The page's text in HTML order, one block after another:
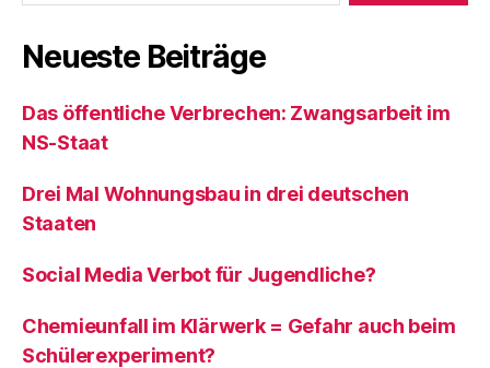
Neueste Beiträge
Das öffentliche Verbrechen: Zwangsarbeit im
NS-Staat
Drei Mal Wohnungsbau in drei deutschen
Staaten
Social Media Verbot für Jugendliche?
Chemieunfall im Klärwerk = Gefahr auch beim
Schülerexperiment?